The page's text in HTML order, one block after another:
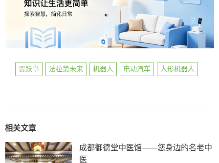
贾跃亭 法拉第未来 机器人 电动汽车 人形机器人
相关文章
成都御德堂中医馆——您身边的名老中
医